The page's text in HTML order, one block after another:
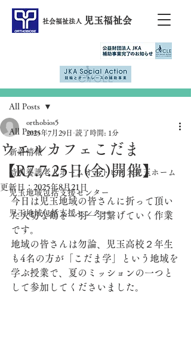
社会福祉法人 児玉福祉会
All Posts
新着情報
特別養護老人ホームオルトビオス児玉ホーム
児玉地域包括支援センター
児玉地域包括支援センター
All Posts
ウエルカフェこだま
【R7.7.25日(金)開催】
orthobios5
2025年7月29日 読了時間: 1分
更新日： 2025年8月21日
今日は児玉地域の皆さんに折って頂い
た大切な鶴を一羽一羽繋げていく作業
です。
地域の皆さんは勿論、児玉高校２年生
も4名の方が「こだま学」という地域を
学ぶ授業で、夏のミッションの一つと
して参加してくださいました。